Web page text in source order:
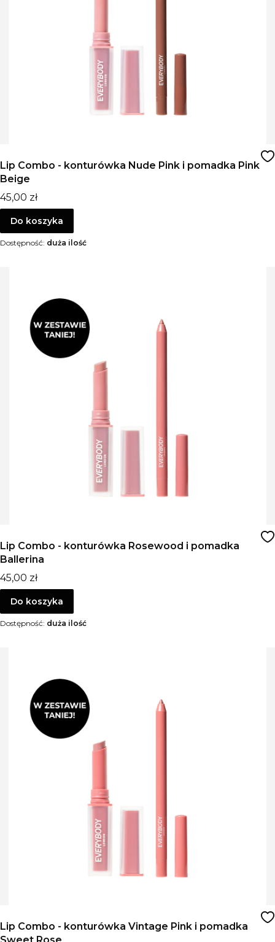
Lip Combo - konturówka Nude Pink i pomadka Pink
Beige
Cena
45,00 zł
Do koszyka
Dostępność: duża ilość
Lip Combo - konturówka Rosewood i pomadka
Ballerina
Cena
45,00 zł
Do koszyka
Dostępność: duża ilość
Lip Combo - konturówka Vintage Pink i pomadka